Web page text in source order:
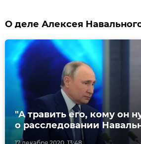
О деле Алексея
"А травить его, кому он
о расследовании